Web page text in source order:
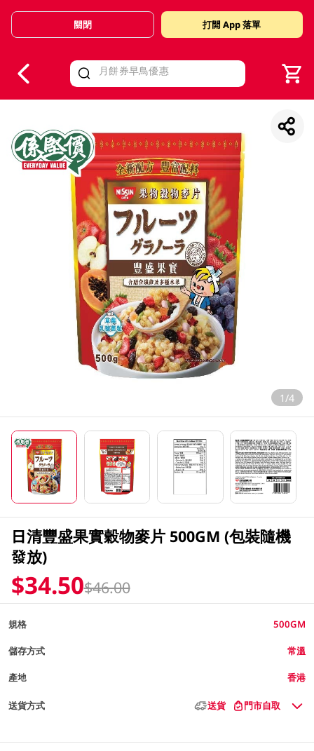
Valid Until 30 June 2026
關閉 打開 App 落單
1/4
日清豐盛果實穀物麥片 500GM (包裝隨機
發放)
$34.50$46.00
規格 500GM
儲存方式 常溫
產地 香港
送貨方式 送貨 門市自取